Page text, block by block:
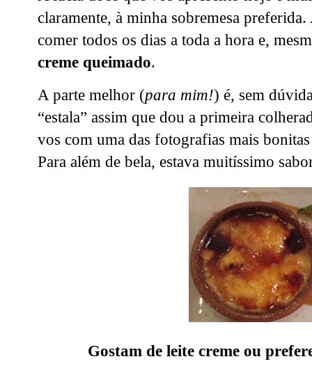
claramente, à minha sobremesa
comer todos os dias a toda a hora e,
creme queimado.
A parte melhor (para mim!) é, sem
“estala” assim que dou a primeira
vos com uma das fotografias mais
Para além de bela, estava muitíssimo
Gostam de leite creme ou